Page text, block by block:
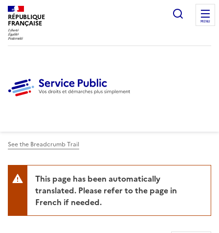
RÉPUBLIQUE
FRANÇAISE
Ouvrir
MENU
See the Breadcrumb Trail
This page has been automatically
translated. Please refer to the page in
French if needed.